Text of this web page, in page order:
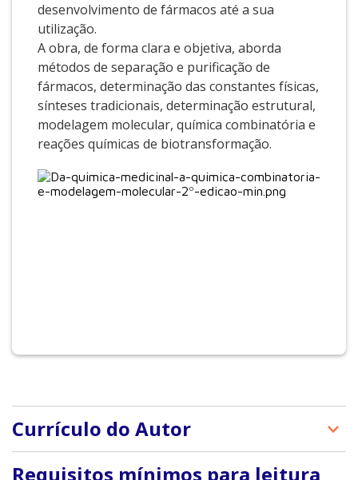
desenvolvimento de fármacos até a sua
utilização.
A obra, de forma clara e objetiva, aborda
métodos de separação e purificação de
fármacos, determinação das constantes físicas,
sínteses tradicionais, determinação estrutural,
modelagem molecular, química combinatória e
reações químicas de biotransformação.
Currículo do Autor
César Cornélio Andrei é Professor da Universidade
Requisitos mínimos para leitura